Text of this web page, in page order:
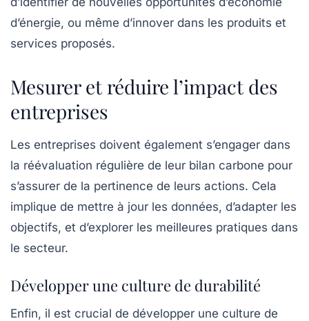
d’énergie, ou même d’innover dans les produits et
services proposés.
Mesurer et réduire l’impact des
entreprises
Les entreprises doivent également s’engager dans
la réévaluation régulière de leur bilan carbone pour
s’assurer de la pertinence de leurs actions. Cela
implique de mettre à jour les données, d’adapter les
objectifs, et d’explorer les meilleures pratiques dans
le secteur.
Développer une culture de durabilité
Enfin, il est crucial de développer une culture de